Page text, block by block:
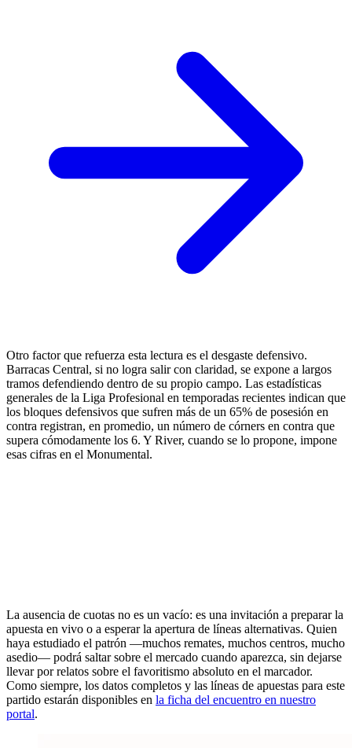
Otro factor que refuerza esta lectura es el desgaste defensivo.
Barracas Central, si no logra salir con claridad, se expone a largos
tramos defendiendo dentro de su propio campo. Las estadísticas
generales de la Liga Profesional en temporadas recientes indican que
los bloques defensivos que sufren más de un 65% de posesión en
contra registran, en promedio, un número de córners en contra que
supera cómodamente los 6. Y River, cuando se lo propone, impone
esas cifras en el Monumental.
La ausencia de cuotas no es un vacío: es una invitación a preparar la
apuesta en vivo o a esperar la apertura de líneas alternativas. Quien
haya estudiado el patrón —muchos remates, muchos centros, mucho
asedio— podrá saltar sobre el mercado cuando aparezca, sin dejarse
llevar por relatos sobre el favoritismo absoluto en el marcador.
Como siempre, los datos completos y las líneas de apuestas para este
partido estarán disponibles en la ficha del encuentro en nuestro
portal.